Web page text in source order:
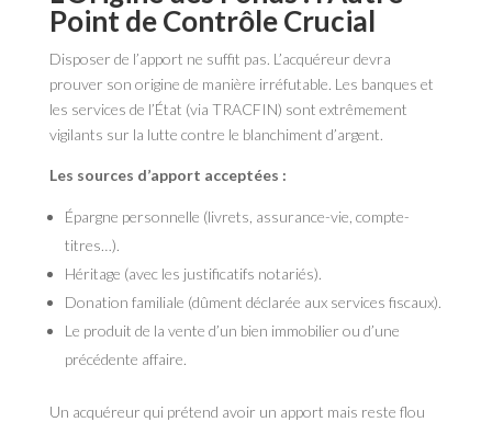
Point de Contrôle Crucial
Disposer de l’apport ne suffit pas. L’acquéreur devra
prouver son origine de manière irréfutable. Les banques et
les services de l’État (via TRACFIN) sont extrêmement
vigilants sur la lutte contre le blanchiment d’argent.
Les sources d’apport acceptées :
Épargne personnelle (livrets, assurance-vie, compte-
titres…).
Héritage (avec les justificatifs notariés).
Donation familiale (dûment déclarée aux services fiscaux).
Le produit de la vente d’un bien immobilier ou d’une
précédente affaire.
Un acquéreur qui prétend avoir un apport mais reste flou